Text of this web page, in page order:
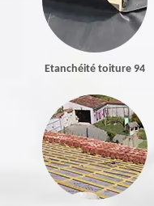
Etanchéité toiture 94